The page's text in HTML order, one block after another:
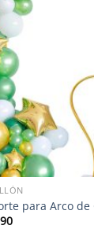
para Arco de